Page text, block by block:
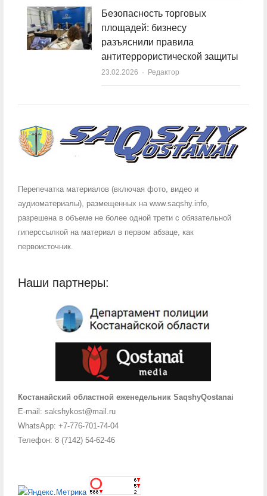
Безопасность торговых
площадей: бизнесу
разъяснили правила
антитеррористической защиты
23.02.2026 Author
Редактор
Перепечатка материалов (включая фото, видео и
аудиоматериалы), размещенных на www.saqshy.info,
разрешена в объеме не более одной трети с обязательной
гиперссылкой на материал в первом абзаце, как
первоисточник.
Наши партнеры:
Костанайский областной еженедельник SaqshyQostanai
E-mail: sakshykost@mail.ru
WhatsApp: +7-776-701-74-04
Телефон: 8 (7142) 54-62-46